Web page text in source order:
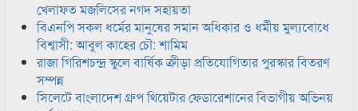
খেলাফত মজলিসের নগদ সহায়তা
বিএনপি সকল ধর্মের মানুষের সমান অধিকার ও ধর্মীয় মুল্যবোধে
বিশ্বাসী: আবুল কাহের চৌ: শামিম
রাজা গিরিশচন্দ্র স্কুলে বার্ষিক ক্রীড়া প্রতিযোগিতার পুরস্কার বিতরণ
সম্পন্ন
সিলেটে বাংলাদেশ গ্রুপ থিয়েটার ফেডারেশানের বিভাগীয় অভিনয়